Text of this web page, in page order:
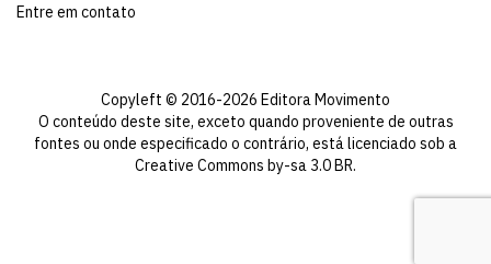
Entre em contato
Copyleft © 2016-2026 Editora Movimento
O conteúdo deste site, exceto quando proveniente de outras
fontes ou onde especificado o contrário, está licenciado sob a
Creative Commons by-sa 3.0 BR.